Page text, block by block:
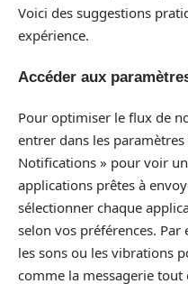
Voici des suggestions
expérience.
Accéder aux
Pour optimiser le flux de
entrer dans les
Notifications » pour voir
applications prêtes à
sélectionner chaque
selon vos préférences.
les sons ou les vibrations
comme la messagerie